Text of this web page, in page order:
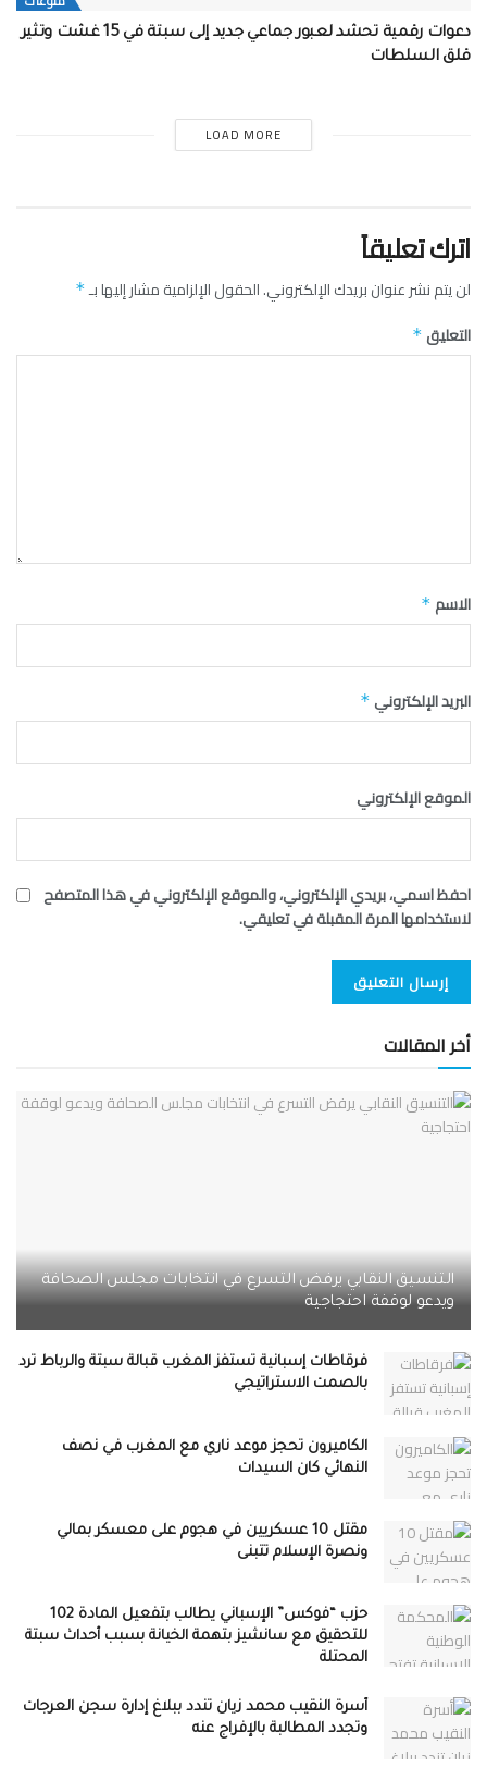
دعوات رقمية تحشد لعبور جماعي جديد إلى سبتة في 15 غشت وتثير
قلق السلطات
LOAD MORE
اترك تعليقاً
لن يتم نشر عنوان بريدك الإلكتروني.الحقول الإلزامية مشار إليها بـ*
التعليق *
الاسم *
البريد الإلكتروني *
الموقع الإلكتروني
احفظ اسمي، بريدي الإلكتروني، والموقع الإلكتروني في هذا المتصفح
لاستخدامها المرة المقبلة في تعليقي.
أخر المقالات
التنسيق النقابي يرفض التسرع في انتخابات مجلس الصحافة
ويدعو لوقفة احتجاجية
فرقاطات إسبانية تستفز المغرب قبالة سبتة والرباط ترد
بالصمت الاستراتيجي
الكاميرون تحجز موعد ناري مع المغرب في نصف
النهائي كان السيدات
مقتل 10 عسكريين في هجوم على معسكر بمالي
ونصرة الإسلام تتبنى
حزب “فوكس” الإسباني يطالب بتفعيل المادة 102
للتحقيق مع سانشيز بتهمة الخيانة بسبب أحداث سبتة
المحتلة
أسرة النقيب محمد زيان تندد ببلاغ إدارة سجن العرجات
وتجدد المطالبة بالإفراج عنه